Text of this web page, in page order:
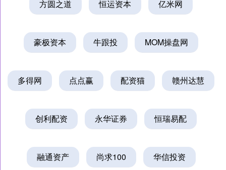
方圆之道 恒运资本 亿米网
豪极资本 牛跟投 MOM操盘网
多得网 点点赢 配资猫 赣州达慧
创利配资 永华证券 恒瑞易配
融通资产 尚求100 华信投资